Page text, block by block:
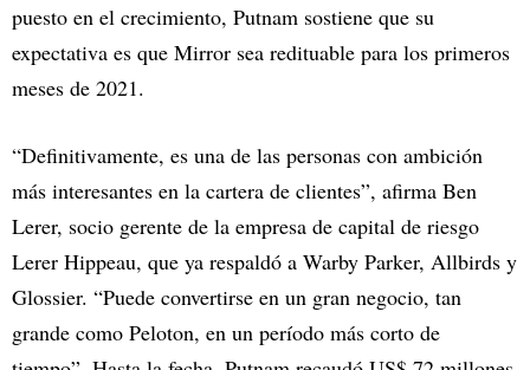
puesto en el crecimiento, Putnam sostiene que su
expectativa es que Mirror sea redituable para los primeros
meses de 2021.
“Definitivamente, es una de las personas con ambición
más interesantes en la cartera de clientes”, afirma Ben
Lerer, socio gerente de la empresa de capital de riesgo
Lerer Hippeau, que ya respaldó a Warby Parker, Allbirds y
Glossier. “Puede convertirse en un gran negocio, tan
grande como Peloton, en un período más corto de